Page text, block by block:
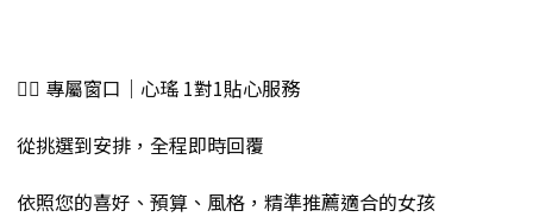
💁‍♀️ 專屬窗口｜心瑤 1對1貼心服務
從挑選到安排，全程即時回覆
依照您的喜好、預算、風格，精準推薦適合的女孩